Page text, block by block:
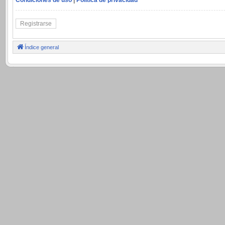
Registrarse
Índice general
.